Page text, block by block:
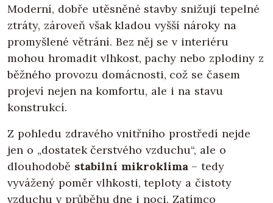
Moderní, dobře utěsněné stavby snižují tepelné
ztráty, zároveň však kladou vyšší nároky na
promyšlené větrání. Bez něj se v interiéru
mohou hromadit vlhkost, pachy nebo zplodiny z
běžného provozu domácnosti, což se časem
projeví nejen na komfortu, ale i na stavu
konstrukcí.
Z pohledu zdravého vnitřního prostředí nejde
jen o „dostatek čerstvého vzduchu“, ale o
dlouhodobě stabilní mikroklima– tedy
vyvážený poměr vlhkosti, teploty a čistoty
vzduchu v průběhu dne i noci. Zatímco